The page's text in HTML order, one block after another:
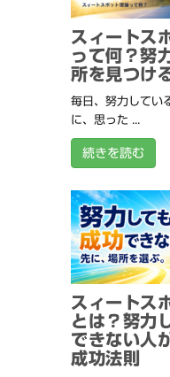
スィートス
って何？努
所を見つけ
毎日、努力してい
に、思った ...
続きを読む
スィートス
とは？努力
できない人
成功法則